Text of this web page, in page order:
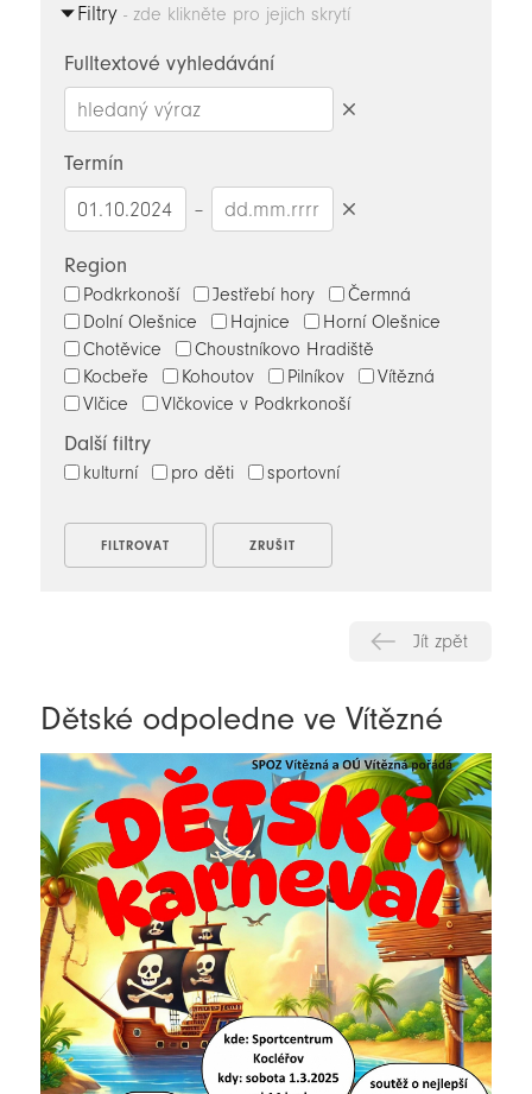
Filtry- zde klikněte pro jejich skrytí
Fulltextové vyhledávání
Termín
–
Region
Podkrkonoší Jestřebí hory
Čermná
Dolní Olešnice
Hajnice
Horní Olešnice
Chotěvice
Choustníkovo Hradiště
Kocbeře
Kohoutov Pilníkov
Vítězná
Vlčice
Vlčkovice v Podkrkonoší
Další filtry
kulturní pro děti sportovní
Jít zpět
Dětské odpoledne ve Vítězné